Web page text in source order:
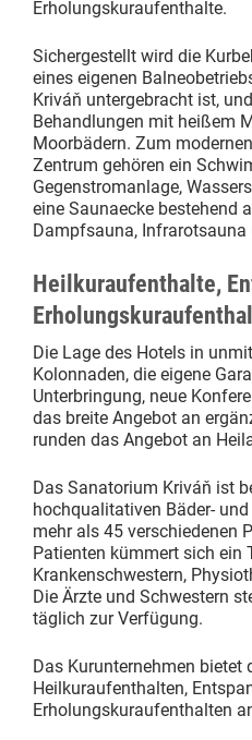
Erholungskuraufenthalte.
Sichergestellt wird die
eines eigenen
Kriváň untergebracht ist,
Behandlungen mit heißem
Moorbädern. Zum
Zentrum gehören ein
Gegenstromanlage,
eine Saunaecke bestehend
Dampfsauna, Infrarotsauna
Heilkuraufenthalte,
Die Lage des Hotels in
Kolonnaden, die eigene
Unterbringung, neue
das breite Angebot an
runden das Angebot an
Das Sanatorium Kriváň ist
hochqualitativen Bäder-
mehr als 45 verschiedenen
Patienten kümmert sich ein
Krankenschwestern,
Die Ärzte und Schwestern
täglich zur Verfügung.
Das Kurunternehmen bietet
Heilkuraufenthalten,
Erholungskuraufenthalten